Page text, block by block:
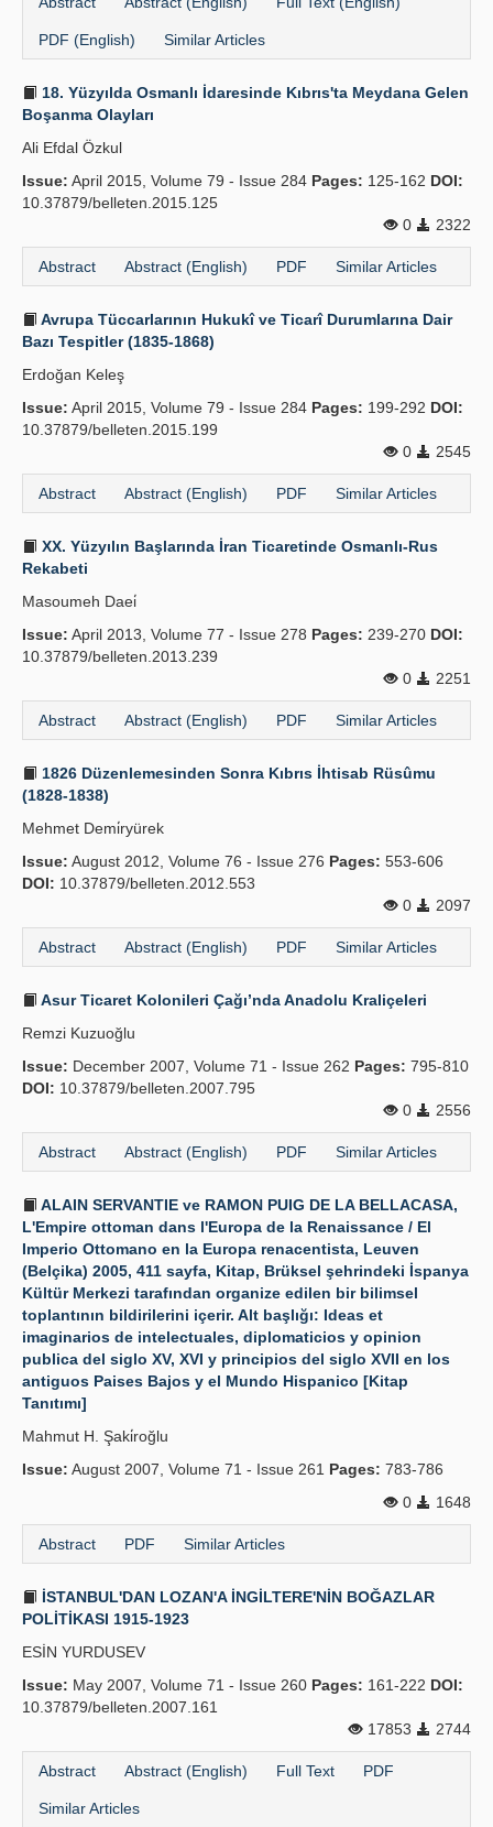
PDF (English) Similar Articles
18. Yüzyılda Osmanlı İdaresinde Kıbrıs'ta Meydana Gelen
Boşanma Olayları
Ali Efdal Özkul
Issue: April 2015, Volume 79 - Issue 284 Pages: 125-162 DOI:
10.37879/belleten.2015.125
0
2322
Abstract Abstract (English) PDF Similar Articles
Avrupa Tüccarlarının Hukukî ve Ticarî Durumlarına Dair
Bazı Tespitler (1835-1868)
Erdoğan Keleş
Issue: April 2015, Volume 79 - Issue 284 Pages: 199-292 DOI:
10.37879/belleten.2015.199
0
2545
Abstract Abstract (English) PDF Similar Articles
XX. Yüzyılın Başlarında İran Ticaretinde Osmanlı-Rus
Rekabeti
Masoumeh Daei̇
Issue: April 2013, Volume 77 - Issue 278 Pages: 239-270 DOI:
10.37879/belleten.2013.239
0
2251
Abstract Abstract (English) PDF Similar Articles
1826 Düzenlemesinden Sonra Kıbrıs İhtisab Rüsûmu
(1828-1838)
Mehmet Demi̇ryürek
Issue: August 2012, Volume 76 - Issue 276 Pages: 553-606
DOI: 10.37879/belleten.2012.553
0
2097
Abstract Abstract (English) PDF Similar Articles
Asur Ticaret Kolonileri Çağı’nda Anadolu Kraliçeleri
Remzi Kuzuoğlu
Issue: December 2007, Volume 71 - Issue 262 Pages: 795-810
DOI: 10.37879/belleten.2007.795
0
2556
Abstract Abstract (English) PDF Similar Articles
ALAIN SERVANTIE ve RAMON PUIG DE LA BELLACASA,
L'Empire ottoman dans l'Europa de la Renaissance / El
Imperio Ottomano en la Europa renacentista, Leuven
(Belçika) 2005, 411 sayfa, Kitap, Brüksel şehrindeki İspanya
Kültür Merkezi tarafından organize edilen bir bilimsel
toplantının bildirilerini içerir. Alt başlığı: Ideas et
imaginarios de intelectuales, diplomaticios y opinion
publica del siglo XV, XVI y principios del siglo XVII en los
antiguos Paises Bajos y el Mundo Hispanico [Kitap
Tanıtımı]
Mahmut H. Şaki̇roğlu
Issue: August 2007, Volume 71 - Issue 261 Pages: 783-786
0
1648
Abstract PDF Similar Articles
İSTANBUL'DAN LOZAN'A İNGİLTERE'NİN BOĞAZLAR
POLİTİKASI 1915-1923
ESİN YURDUSEV
Issue: May 2007, Volume 71 - Issue 260 Pages: 161-222 DOI:
10.37879/belleten.2007.161
17853
2744
Abstract Abstract (English) Full Text PDF
Similar Articles